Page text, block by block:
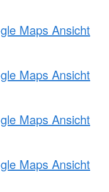
Maps Ansicht
Maps Ansicht
Maps Ansicht
Maps Ansicht